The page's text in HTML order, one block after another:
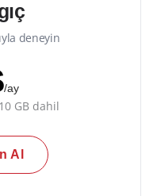
deneyin
/ay
GB dahil
Al